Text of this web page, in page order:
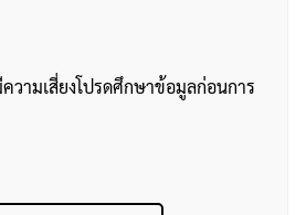
วามเสี่ยงโปรดศึกษาข้อมูลก่อนการ